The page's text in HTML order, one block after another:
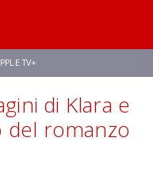
TV+
AVENGERS: DOOMSDAY
WORLDS
di Klara e
del romanzo